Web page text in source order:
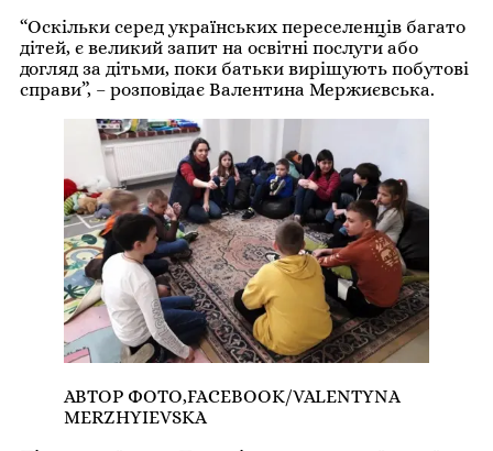
“Оскільки серед українських переселенців багато
дітей, є великий запит на освітні послуги або
догляд за дітьми, поки батьки вирішують побутові
справи”, – розповідає Валентина Мержиєвська.
АВТОР ФОТО,FACEBOOK/VALENTYNA
MERZHYIEVSKA